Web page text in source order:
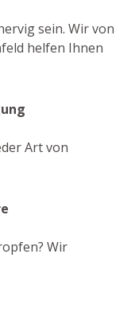
sein. Wir von
helfen Ihnen
Art von
Wir